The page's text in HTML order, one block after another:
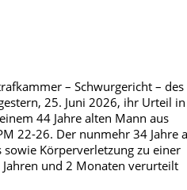
– Schwurgericht – des
25. Juni 2026, ihr Urteil
44 Jahre alten Mann aus
22-26. Der nunmehr 34 Jahre
Körperverletzung zu einer
und 2 Monaten verurteilt